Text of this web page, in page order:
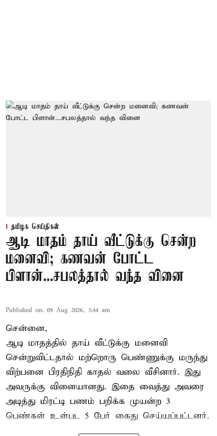
தமிழக செய்திகள்
ஆடி மாதம் தாய் வீட்டுக்கு சென்ற
மனைவி; கணவன் போட்ட
பிளான்...சபலத்தால் வந்த வினை
Published on: 09 Aug 2026, 3:44 am
சென்னை,
ஆடி மாதத்தில் தாய் வீட்டுக்கு மனைவி
சென்றுவிட்டதால் மற்றொரு பெண்ணுக்கு மருந்து
விற்பனை பிரதிநிதி காதல் வலை வீசினார். இது
அவருக்கு வினையானது. இதை வைத்து அவரை
அடித்து மிரட்டி பணம் பறிக்க முயன்ற 3
பெண்கள் உள்பட 5 பேர் கைது செய்யப்பட்டனர்.